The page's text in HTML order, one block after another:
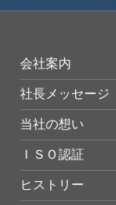
会社案内
社長メッセージ
当社の想い
ＩＳＯ認証
ヒストリー